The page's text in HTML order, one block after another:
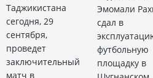
Таджикистана
сегодня, 29
сентября,
проведет
заключительный
матч в
Эмомали
сдал в
футбольную
площадку в